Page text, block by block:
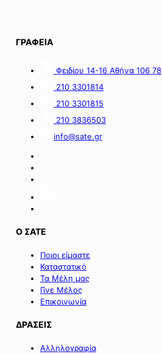
της
Σαμοθράκης».
ΓΡΑΦΕΙΑ
Φειδίου 14-16 Αθήνα 106 78
210 3301814
210 3301815
210 3836503
info@sate.gr
Ο ΣΑΤΕ
Ποιοι είμαστε
Καταστατικό
Τα Μέλη μας
Γίνε Μέλος
Επικοινωνία
ΔΡΑΣΕΙΣ
Αλληλογραφία